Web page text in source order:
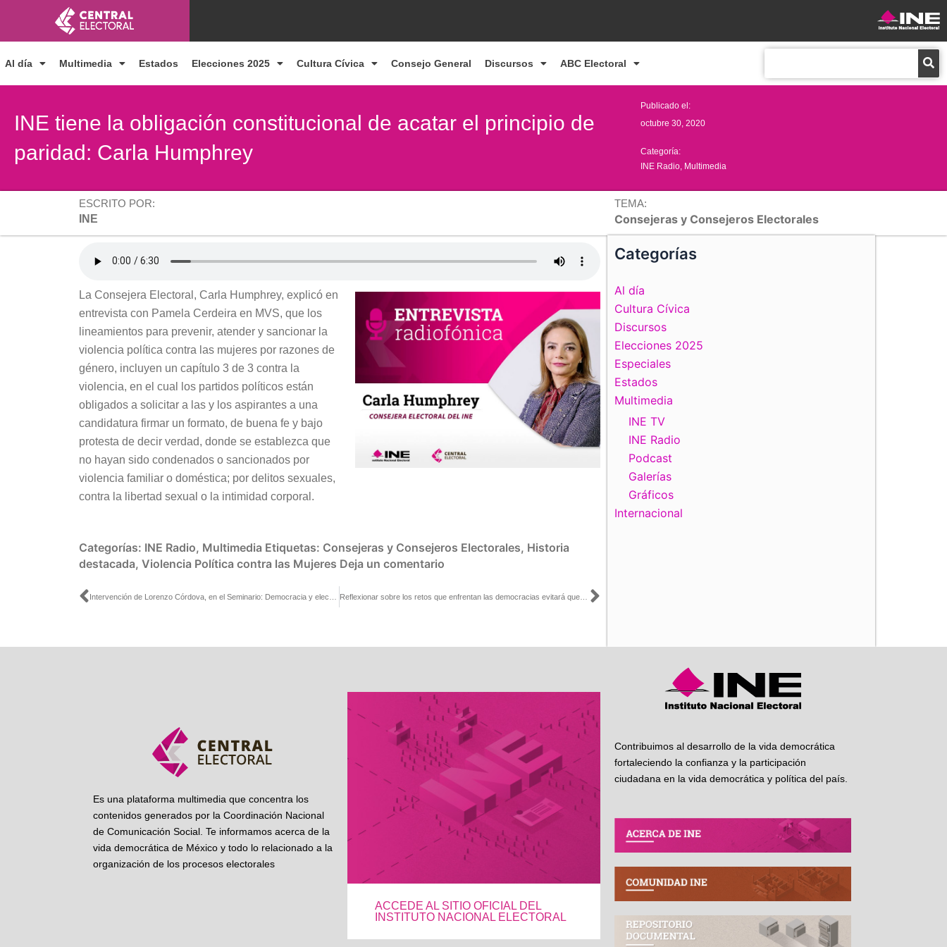
contenido
Al día Multimedia Estados Elecciones 2025 Cultura Cívica Consejo General Discursos ABC Electoral
INE tiene la obligación constitucional de acatar el principio de
paridad: Carla Humphrey
Publicado el:
octubre 30, 2020
Categoría:
INE Radio Multimedia
ESCRITO POR:
INE
TEMA:
Consejeras y Consejeros Electorales
La Consejera Electoral, Carla Humphrey, explicó en
entrevista con Pamela Cerdeira en MVS, que los
lineamientos para prevenir, atender y sancionar la
violencia política contra las mujeres por razones de
género, incluyen un capítulo 3 de 3 contra la
violencia, en el cual los partidos políticos están
obligados a solicitar a las y los aspirantes a una
candidatura firmar un formato, de buena fe y bajo
protesta de decir verdad, donde se establezca que
no hayan sido condenados o sancionados por
violencia familiar o doméstica; por delitos sexuales,
contra la libertad sexual o la intimidad corporal.
Categorías: INE Radio, Multimedia Etiquetas: Consejeras y Consejeros Electorales, Historia
destacada, Violencia Política contra las Mujeres Deja un comentario
Ant Siguiente
Categorías
Al día
Cultura Cívica
Discursos
Elecciones 2025
Especiales
Estados
Multimedia
INE TV
INE Radio
Podcast
Galerías
Gráficos
Internacional
Es una plataforma multimedia que concentra los
contenidos generados por la Coordinación Nacional
de Comunicación Social. Te informamos acerca de la
vida democrática de México y todo lo relacionado a la
organización de los procesos electorales
ACCEDE AL SITIO OFICIAL DEL
INSTITUTO NACIONAL ELECTORAL
Contribuimos al desarrollo de la vida democrática
fortaleciendo la confianza y la participación
ciudadana en la vida democrática y política del país.